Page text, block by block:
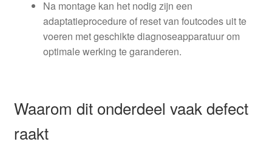
Na montage kan het nodig zijn een
adaptatieprocedure of reset van foutcodes uit te
voeren met geschikte diagnoseapparatuur om
optimale werking te garanderen.
Waarom dit onderdeel vaak defect
raakt